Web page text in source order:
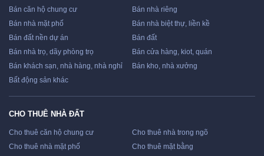
Bán căn hộ chung cư
Bán nhà riêng
Bán nhà mặt phố
Bán nhà biệt thự, liền kề
Bán đất nền dự án
Bán đất
Bán nhà trọ, dãy phòng trọ
Bán cửa hàng, kiot, quán
Bán khách sạn, nhà hàng, nhà nghỉ
Bán kho, nhà xưởng
Bất động sản khác
CHO THUÊ NHÀ ĐẤT
Cho thuê căn hộ chung cư
Cho thuê nhà trong ngõ
Cho thuê nhà mặt phố
Cho thuê mặt bằng